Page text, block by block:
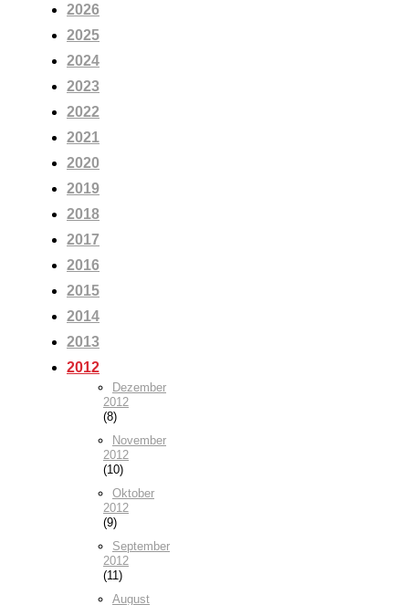
2026
2025
2024
2023
2022
2021
2020
2019
2018
2017
2016
2015
2014
2013
2012
Dezember
2012
(8)
November
2012
(10)
Oktober
2012
(9)
September
2012
(11)
August